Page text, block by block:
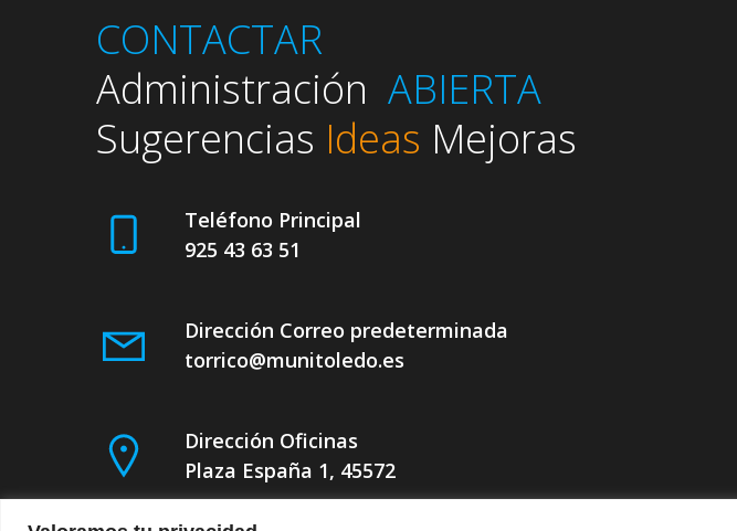
CONTACTAR
Administración ABIERTA
Sugerencias Ideas Mejoras
Teléfono Principal
925 43 63 51
Dirección Correo predeterminada
torrico@munitoledo.es
Dirección Oficinas
Plaza España 1, 45572